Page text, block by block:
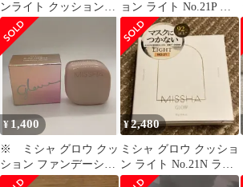
ンライト クッションフ
ァンデ ファンデ NO21P
ョン ライト No.21P 新
品
¥ 1,400
※ ミシャ グロウ クッ
ション ファンデーショ
ン (ルミナスカバー)
¥2,480
ミシャ グロウ クッショ
ン ライト No.21N ライ
ト